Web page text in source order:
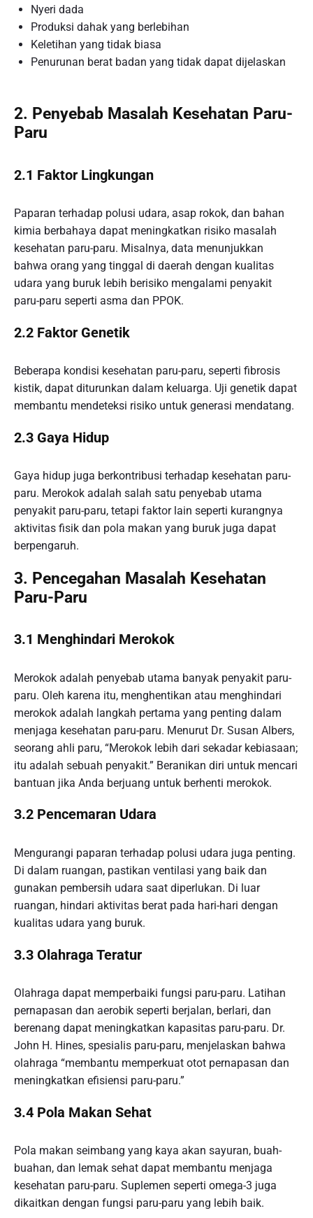
Nyeri dada
Produksi dahak yang berlebihan
Keletihan yang tidak biasa
Penurunan berat badan yang tidak dapat dijelaskan
2. Penyebab Masalah Kesehatan Paru-
Paru
2.1 Faktor Lingkungan
Paparan terhadap polusi udara, asap rokok, dan bahan
kimia berbahaya dapat meningkatkan risiko masalah
kesehatan paru-paru. Misalnya, data menunjukkan
bahwa orang yang tinggal di daerah dengan kualitas
udara yang buruk lebih berisiko mengalami penyakit
paru-paru seperti asma dan PPOK.
2.2 Faktor Genetik
Beberapa kondisi kesehatan paru-paru, seperti fibrosis
kistik, dapat diturunkan dalam keluarga. Uji genetik dapat
membantu mendeteksi risiko untuk generasi mendatang.
2.3 Gaya Hidup
Gaya hidup juga berkontribusi terhadap kesehatan paru-
paru. Merokok adalah salah satu penyebab utama
penyakit paru-paru, tetapi faktor lain seperti kurangnya
aktivitas fisik dan pola makan yang buruk juga dapat
berpengaruh.
3. Pencegahan Masalah Kesehatan
Paru-Paru
3.1 Menghindari Merokok
Merokok adalah penyebab utama banyak penyakit paru-
paru. Oleh karena itu, menghentikan atau menghindari
merokok adalah langkah pertama yang penting dalam
menjaga kesehatan paru-paru. Menurut Dr. Susan Albers,
seorang ahli paru, “Merokok lebih dari sekadar kebiasaan;
itu adalah sebuah penyakit.” Beranikan diri untuk mencari
bantuan jika Anda berjuang untuk berhenti merokok.
3.2 Pencemaran Udara
Mengurangi paparan terhadap polusi udara juga penting.
Di dalam ruangan, pastikan ventilasi yang baik dan
gunakan pembersih udara saat diperlukan. Di luar
ruangan, hindari aktivitas berat pada hari-hari dengan
kualitas udara yang buruk.
3.3 Olahraga Teratur
Olahraga dapat memperbaiki fungsi paru-paru. Latihan
pernapasan dan aerobik seperti berjalan, berlari, dan
berenang dapat meningkatkan kapasitas paru-paru. Dr.
John H. Hines, spesialis paru-paru, menjelaskan bahwa
olahraga “membantu memperkuat otot pernapasan dan
meningkatkan efisiensi paru-paru.”
3.4 Pola Makan Sehat
Pola makan seimbang yang kaya akan sayuran, buah-
buahan, dan lemak sehat dapat membantu menjaga
kesehatan paru-paru. Suplemen seperti omega-3 juga
dikaitkan dengan fungsi paru-paru yang lebih baik.